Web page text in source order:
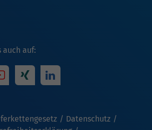
auch auf:
Datenschutz